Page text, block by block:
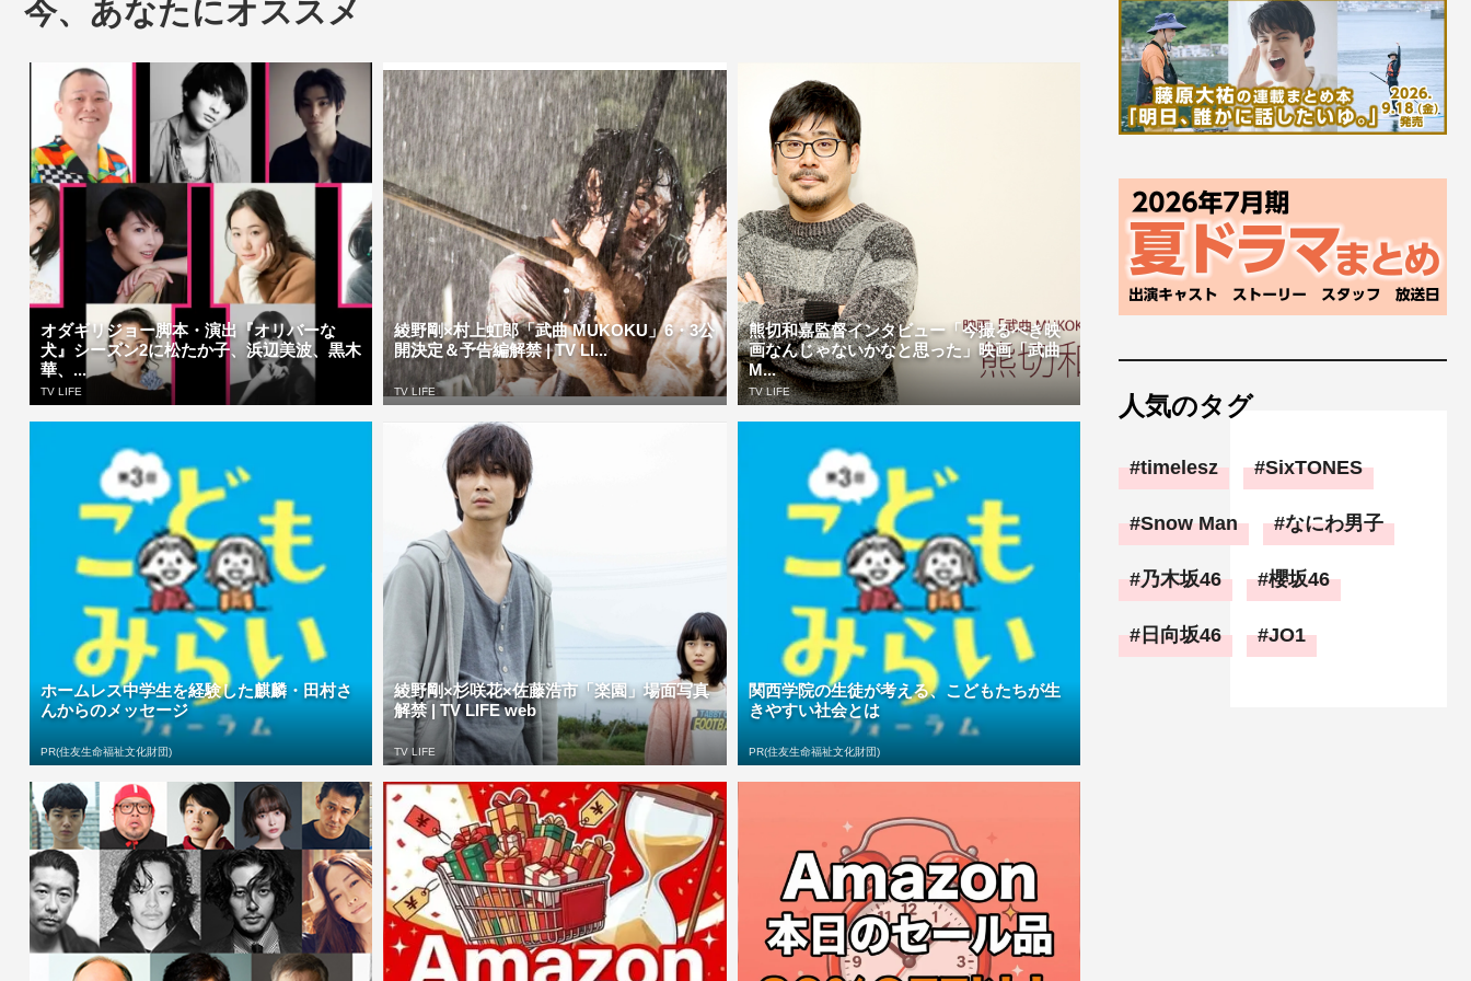
今、あなたにオススメ
オダギリジョー脚本・演出『オリバーな
犬』シーズン2に松たか子、浜辺美波、黒木
華、...
TV LIFE
綾野剛×村上虹郎「武曲 MUKOKU」6・3公
開決定＆予告編解禁 | TV LI...
TV LIFE
熊切和嘉監督インタビュー「今撮るべき映
画なんじゃないかなと思った」映画「武曲
M...
TV LIFE
ホームレス中学生を経験した麒麟・田村さ
んからのメッセージ
PR(住友生命福祉文化財団)
綾野剛×杉咲花×佐藤浩市「楽園」場面写真
解禁 | TV LIFE web
TV LIFE
関西学院の生徒が考える、こどもたちが生
きやすい社会とは
PR(住友生命福祉文化財団)
人気のタグ
timelesz SixTONES
Snow Man なにわ男子
乃木坂46 櫻坂46
日向坂46 JO1